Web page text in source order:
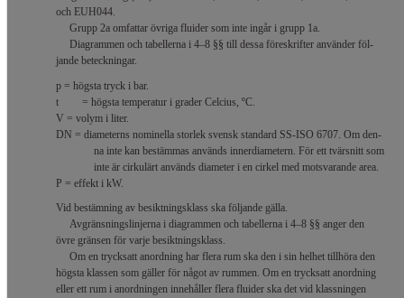
och EUH044.
Grupp 2a omfattar övriga fluider som inte ingår i grupp 1a.
Diagrammen och tabellerna i 4–8 §§ till dessa föreskrifter använder föl-
jande beteckningar.
p = högsta tryck i bar.
t
= högsta temperatur i grader Celcius, ºC.
V = volym i liter.
DN = diameterns nominella storlek svensk standard SS-ISO 6707. Om den-
na inte kan bestämmas används innerdiametern. För ett tvärsnitt som
inte är cirkulärt används diameter i en cirkel med motsvarande area.
P = effekt i kW.
Vid bestämning av besiktningsklass ska följande gälla.
Avgränsningslinjerna i diagrammen och tabellerna i 4–8 §§ anger den
övre gränsen för varje besiktningsklass.
Om en trycksatt anordning har flera rum ska den i sin helhet tillhöra den
högsta klassen som gäller för något av rummen. Om en trycksatt anordning
eller ett rum i anordningen innehåller flera fluider ska det vid klassningen